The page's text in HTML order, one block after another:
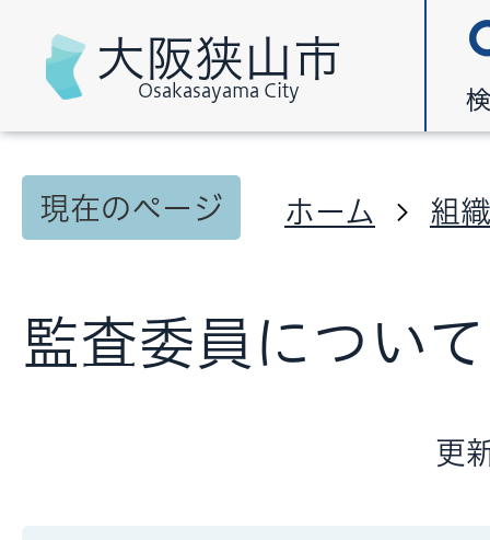
大阪狭山市
Osakasayama City
現在のページ ホーム 組
監査委員について
更